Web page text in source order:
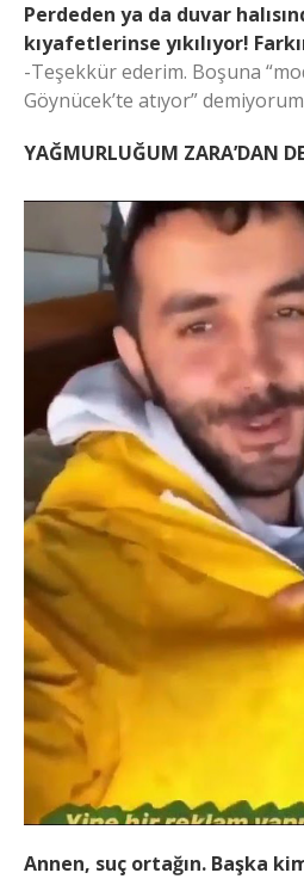
Perdeden ya da duvar
kıyafetlerinse yıkılıyor!
-Teşekkür ederim. Boşuna
Göynücek’te atıyor”
YAĞMURLUĞUM ZARA’DAN
Annen, suç ortağın. Başka